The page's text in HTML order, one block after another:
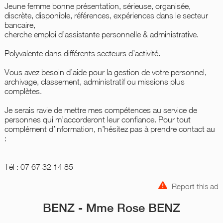
Jeune femme bonne présentation, sérieuse, organisée,
discrète, disponible, références, expériences dans le secteur
bancaire,
cherche emploi d’assistante personnelle & administrative.
Polyvalente dans différents secteurs d’activité.
Vous avez besoin d’aide pour la gestion de votre personnel,
archivage, classement, administratif ou missions plus
complètes.
Je serais ravie de mettre mes compétences au service de
personnes qui m’accorderont leur confiance. Pour tout
complément d’information, n’hésitez pas à prendre contact au
:
Tél : 07 67 32 14 85
Report this ad
BENZ - Mme Rose BENZ